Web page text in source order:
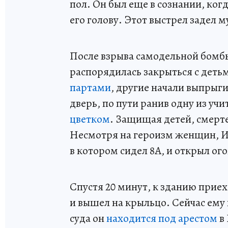
пол. Он был еще в сознании,
его голову. Этот выстрел задел
После взрыва самодельной
распорядилась закрыться с
партами, другие начали
дверь, по пути ранив одну из
цветком. Защищая детей,
Несмотря на героизм женщин,
в котором сидел 8А, и открыл
Спустя 20 минут, к зданию
и вышел на крыльцо. Сейчас ему
суда оннаходится под арестомв